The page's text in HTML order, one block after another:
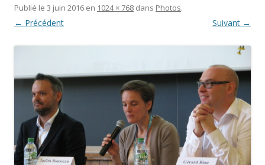
Publié le 3 juin 2016 en 1024 × 768 dans Photos.
← Précédent Suivant →